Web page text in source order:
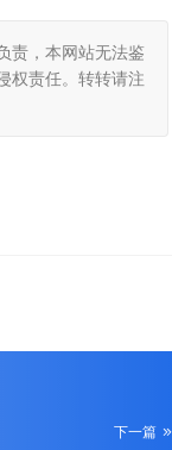
责，本网站无法鉴
权责任。转转请注
下一篇